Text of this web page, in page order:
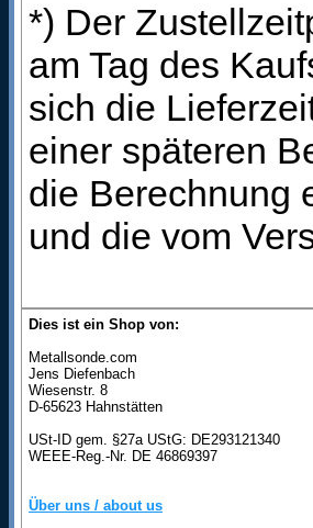
*) Der
am Tag des
sich die
einer späteren
die Berechnung
und die vom
Dies ist ein Shop von:
Metallsonde.com
Jens Diefenbach
Wiesenstr. 8
D-65623 Hahnstätten
USt-ID gem. §27a UStG: DE293121340
WEEE-Reg.-Nr. DE 46869397
Über uns / about us